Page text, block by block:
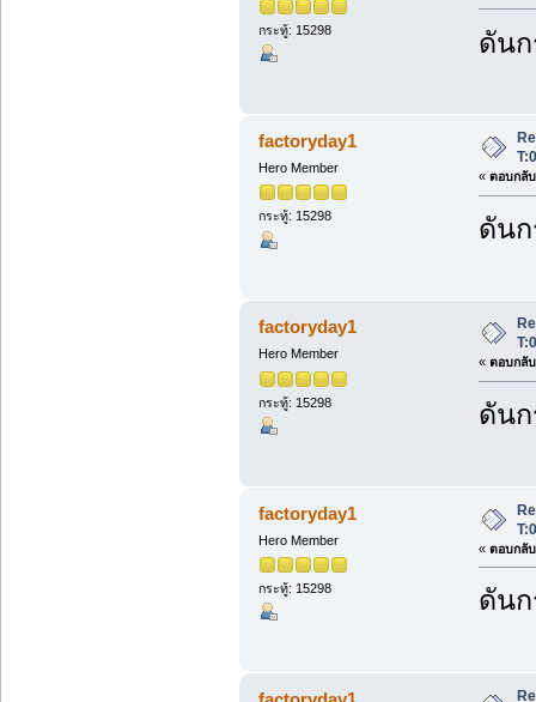
กระทู้: 15298 ดัน
factoryday1
Hero Member
กระทู้: 15298
« ตอบกลั
ดัน
factoryday1
Hero Member
กระทู้: 15298
« ตอบกลั
ดัน
factoryday1
Hero Member
กระทู้: 15298
« ตอบกลั
ดัน